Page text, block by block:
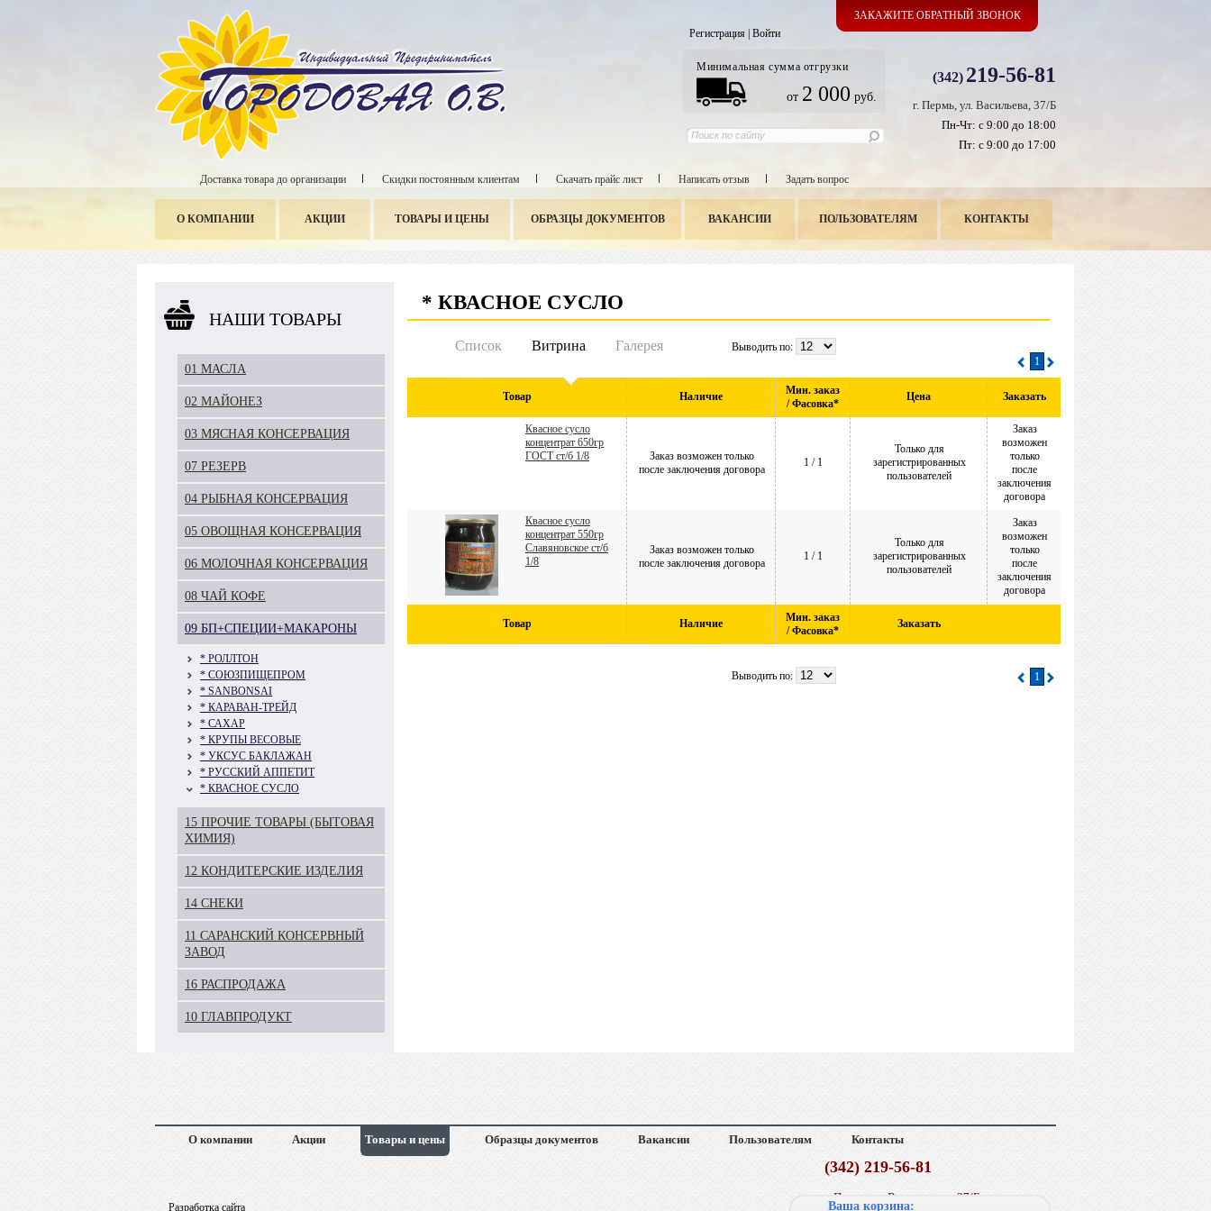
(342) 219-56-81
г. Пермь, ул. Васильева, 37/Б
Пн-Чт: с 9:00 до 18:00
Пт: с 9:00 до 17:00
Регистрация Войти
Минимальная сумма отгрузки
от 2 000 руб.
Доставка товара до организации Скидки постоянным клиентам Скачать прайс лист Написать отзыв Задать вопрос
О КОМПАНИИ АКЦИИ ТОВАРЫ И ЦЕНЫ ОБРАЗЦЫ ДОКУМЕНТОВ ВАКАНСИИ ПОЛЬЗОВАТЕЛЯМ КОНТАКТЫ
ЗАКАЖИТЕ ОБРАТНЫЙ ЗВОНОК
НАШИ ТОВАРЫ
01 МАСЛА
02 МАЙОНЕЗ
03 МЯСНАЯ КОНСЕРВАЦИЯ
07 РЕЗЕРВ
04 РЫБНАЯ КОНСЕРВАЦИЯ
05 ОВОЩНАЯ КОНСЕРВАЦИЯ
06 МОЛОЧНАЯ КОНСЕРВАЦИЯ
08 ЧАЙ КОФЕ
09 БП+СПЕЦИИ+МАКАРОНЫ
* РОЛЛТОН
* СОЮЗПИЩЕПРОМ
* SANBONSAI
* КАРАВАН-ТРЕЙД
* САХАР
* КРУПЫ ВЕСОВЫЕ
* УКСУС БАКЛАЖАН
* РУССКИЙ АППЕТИТ
* КВАСНОЕ СУСЛО
15 ПРОЧИЕ ТОВАРЫ (БЫТОВАЯ
ХИМИЯ)
12 КОНДИТЕРСКИЕ ИЗДЕЛИЯ
14 СНЕКИ
11 САРАНСКИЙ КОНСЕРВНЫЙ
ЗАВОД
16 РАСПРОДАЖА
10 ГЛАВПРОДУКТ
* КВАСНОЕ СУСЛО
Список Витрина Галерея
Выводить по:
1
Товар Наличие
Мин. заказ
/ Фасовка*
Цена Заказать
Квасное сусло
концентрат 650гр
ГОСТ ст/б 1/8
Заказ возможен только
после заключения договора
1 / 1
Только для
зарегистрированных
пользователей
Заказ
возможен
только
после
заключения
договора
Квасное сусло
концентрат 550гр
Славяновское ст/б
1/8
Заказ возможен только
после заключения договора
1 / 1
Только для
зарегистрированных
пользователей
Заказ
возможен
только
после
заключения
договора
Товар Наличие
Мин. заказ
/ Фасовка*
Заказать
1
Выводить по:
Ваша корзина:
О компании Акции Товары и цены Образцы документов Вакансии Пользователям Контакты
Разработка сайта
(342) 219-56-81
г. Пермь, ул. Васильева, д. 37/Б